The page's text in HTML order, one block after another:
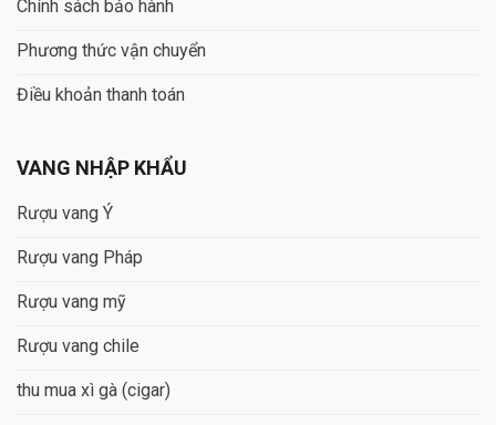
Chính sách bảo hành
Phương thức vận chuyển
Điều khoản thanh toán
VANG NHẬP KHẨU
Rượu vang Ý
Rượu vang Pháp
Rượu vang mỹ
Rượu vang chile
thu mua xì gà (cigar)